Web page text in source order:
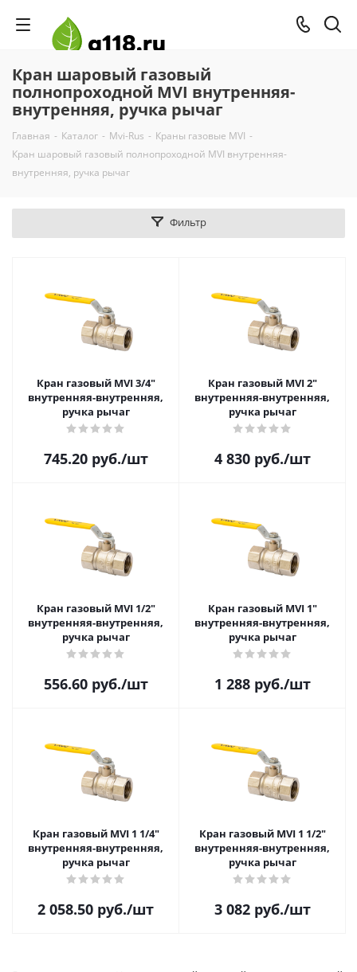
Кран шаровый газовый
полнопроходной MVI внутренняя-
внутренняя, ручка рычаг
Главная - Каталог - Mvi-Rus - Краны газовые MVI -
Кран шаровый газовый полнопроходной MVI внутренняя-
внутренняя, ручка рычаг
Фильтр
Кран газовый MVI 3/4"
внутренняя-внутренняя,
ручка рычаг
745.20руб./шт
Кран газовый MVI 2"
внутренняя-внутренняя,
ручка рычаг
4 830руб./шт
Кран газовый MVI 1/2"
внутренняя-внутренняя,
ручка рычаг
556.60руб./шт
Кран газовый MVI 1"
внутренняя-внутренняя,
ручка рычаг
1 288руб./шт
Кран газовый MVI 1 1/4"
внутренняя-внутренняя,
ручка рычаг
2 058.50 руб./шт
Кран газовый MVI 1 1/2"
внутренняя-внутренняя,
ручка рычаг
3 082руб./шт